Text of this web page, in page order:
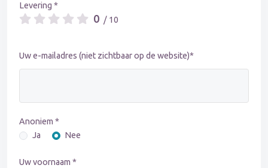
Levering *
0 / 10
Uw e-mailadres (niet zichtbaar op de website)*
Anoniem *
Ja
Nee
Uw voornaam *